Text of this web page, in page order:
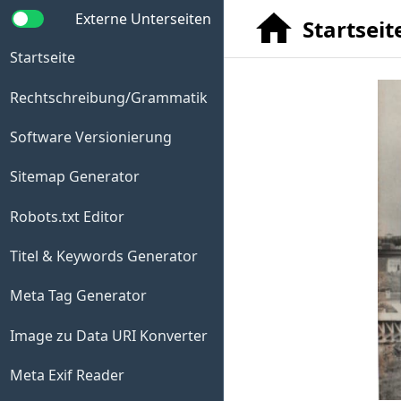
Externe Unterseiten
Startseite
Rechtschreibung/Grammatik
Software Versionierung
Sitemap Generator
Robots.txt Editor
Titel & Keywords Generator
Meta Tag Generator
Image zu Data URI Konverter
Meta Exif Reader